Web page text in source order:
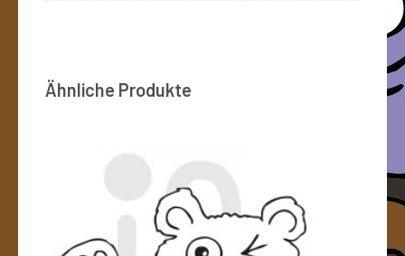
Ähnliche Produkte